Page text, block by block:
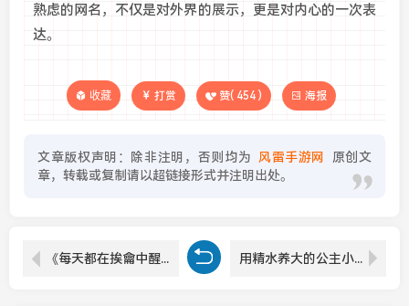
熟虑的网名，不仅是对外界的展示，更是对内心的一次表
达。
收藏 打赏 赞( 454 ) 海报
文章版权声明：除非注明，否则均为 风雷手游网
原创文
章，转载或复制请以超链接形式并注明出处。
《每天都在挨龠中醒来(双男主)》中的双男主关系如何影响故事情节的发展？ 用精水养大的公主小说中的精水背后隐藏的真正力量是什么？